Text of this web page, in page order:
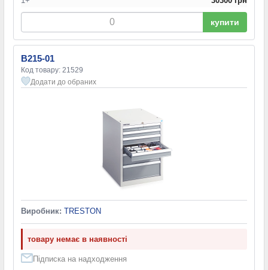
купити
B215-01
Код товару: 21529
Додати до обраних
Виробник: TRESTON
товару немає в наявності
Підписка на надходження